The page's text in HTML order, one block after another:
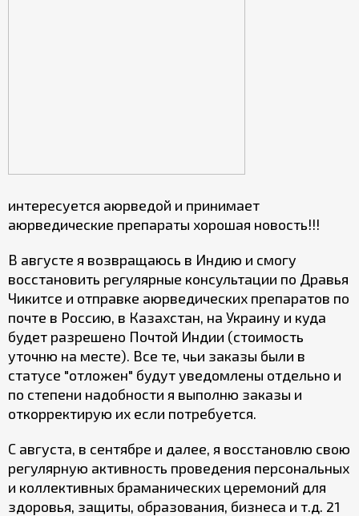
интересуется аюрведой и принимает
аюрведические препараты хорошая новость!!!
В августе я возвращаюсь в Индию и смогу
восстановить регулярные консультации по Дравья
Чикитсе и отправке аюрведических препаратов по
почте в Россию, в Казахстан, на Украину и куда
будет разрешено Почтой Индии (стоимость
уточню на месте). Все те, чьи заказы были в
статусе "отложен" будут уведомлены отдельно и
по степени надобности я выполню заказы и
откорректирую их если потребуется.
С августа, в сентябре и далее, я восстановлю свою
регулярную активность проведения персональных
и коллективных браманических церемоний для
здоровья, защиты, образования, бизнеса и т.д. 21